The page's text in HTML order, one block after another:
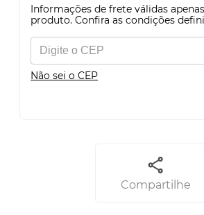
Informações de frete válidas
produto. Confira as condições
Não sei o CEP
Compartilhe